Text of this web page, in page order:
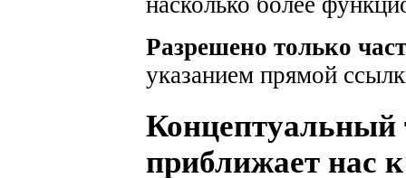
Разрешено только
указанием прямой
Концептуальный
приближает нас